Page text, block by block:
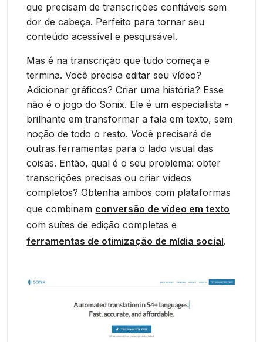
que precisam de transcrições confiáveis sem
dor de cabeça. Perfeito para tornar seu
conteúdo acessível e pesquisável.
Mas é na transcrição que tudo começa e
termina. Você precisa editar seu vídeo?
Adicionar gráficos? Criar uma história? Esse
não é o jogo do Sonix. Ele é um especialista -
brilhante em transformar a fala em texto, sem
noção de todo o resto. Você precisará de
outras ferramentas para o lado visual das
coisas. Então, qual é o seu problema: obter
transcrições precisas ou criar vídeos
completos? Obtenha ambos com plataformas
que combinam conversão de vídeo em texto
com suítes de edição completas e
ferramentas de otimização de mídia social.